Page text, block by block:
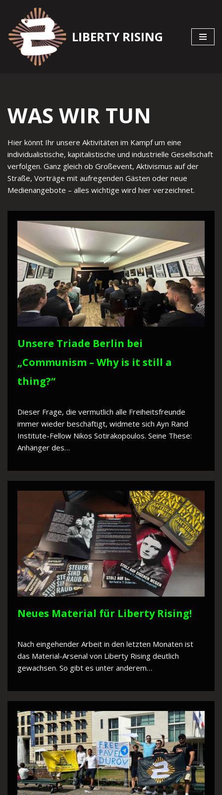
Zum
Inhalt
springen
LIBERTY RISING
WAS WIR TUN
Hier könnt Ihr unsere Aktivitäten im Kampf um eine
individualistische, kapitalistische und industrielle Gesellschaft
verfolgen. Ganz gleich ob Großevent, Aktivismus auf der
Straße, Vorträge mit aufregenden Gästen oder neue
Medienangebote – alles wichtige wird hier verzeichnet.
Unsere Triade Berlin bei
„Communism – Why is it still a
thing?“
Dieser Frage, die vermutlich alle Freiheitsfreunde
immer wieder beschäftigt, widmete sich Ayn Rand
Institute-Fellow Nikos Sotirakopoulos. Seine These:
Anhänger des…
Neues Material für Liberty Rising!
Nach eingehender Arbeit in den letzten Monaten ist
das Material-Arsenal von Liberty Rising deutlich
gewachsen. So gibt es unter anderem…